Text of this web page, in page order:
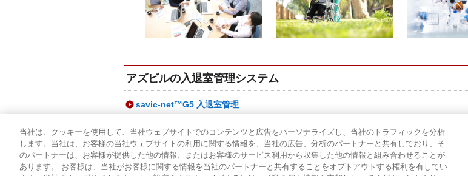
アズビルの入退室管理システム
savic-net™G5 入退室管理
利用規約 商標について 個人情報保護方針 サイトマップ
当社は、クッキーを使用して、当社ウェブサイトでのコンテンツと広告をパーソナライズし、当社のトラフィックを分析
します。当社は、お客様の当社ウェブサイトの利用に関する情報を、当社の広告、分析のパートナーと共有しており、そ
のパートナーは、お客様が提供した他の情報、またはお客様のサービス利用から収集した他の情報と組み合わせることが
あります。 お客様は、当社がお客様に関する情報を当社のパートナーと共有することをオプトアウトする権利を有してい